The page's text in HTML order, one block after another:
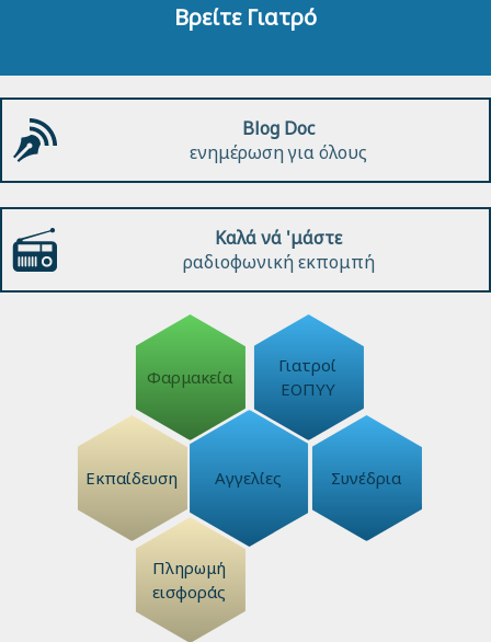
Βρείτε Γιατρό
Blog Doc
ενημέρωση για όλους
Καλά νά 'μάστε
ραδιοφωνική εκπομπή
Φαρμακεία
Γιατροί
ΕΟΠΥΥ
Εκπαίδευση Αγγελίες Συνέδρια
Πληρωμή
εισφοράς